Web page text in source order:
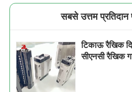
सबसे उत्तम प्रतिदान
टिकाऊ रैखिक
सीएनसी रैखिक